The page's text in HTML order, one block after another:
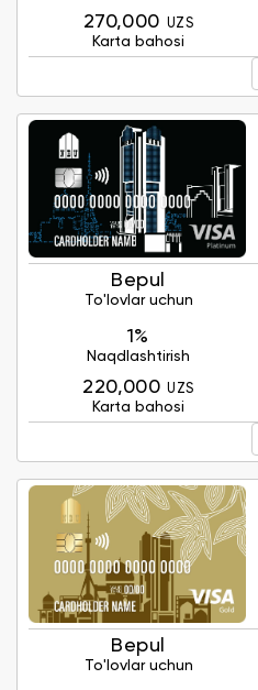
270,000 UZS
Karta bahosi
Bepul
To'lovlar uchun
1%
Naqdlashtirish
220,000 UZS
Karta bahosi
Bepul
To'lovlar uchun